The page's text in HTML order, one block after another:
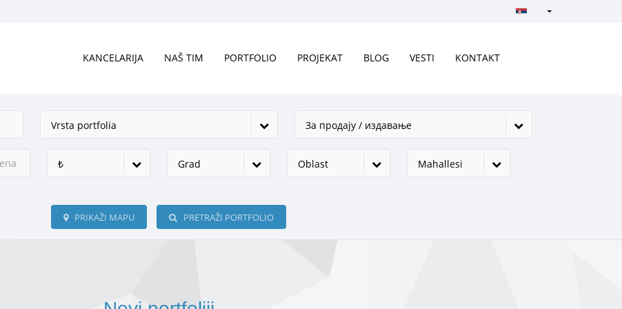
KANCELARIJA NAŠ TIM PORTFOLIO PROJEKAT BLOG VESTI KONTAKT
Vrsta portfolia За продају / издавање
₺ Grad Oblast Mahallesi
PRIKAŽI MAPU PRETRAŽI PORTFOLIO